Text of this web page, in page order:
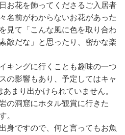
お花を飾ってくださるご入居者
名前がわからないお花があった
見て「こんな風に色を取り合わ
敵だな」と思ったり、密かな楽
キングに行くことも趣味の一つ
の影響もあり、予定してはキャ
まり出かけられていません。
の洞窟にホタル観賞に行きた
。
身ですので、何と言ってもお魚